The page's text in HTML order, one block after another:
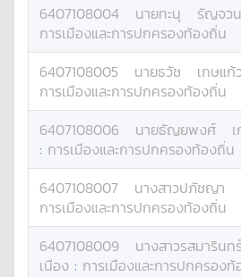
6407108004 นายทะนุ รัญจวน
การเมืองและการปกครองท้องถิ่น
6407108005 นายธวัช เกษแก้ว
การเมืองและการปกครองท้องถิ่น
6407108006 นายธัญยพงศ์
: การเมืองและการปกครองท้องถิ่น
6407108007 นางสาวปภัชญา
การเมืองและการปกครองท้องถิ่น
6407108009 นางสาวรสมารินท
เนือง : การเมืองและการปกครอง